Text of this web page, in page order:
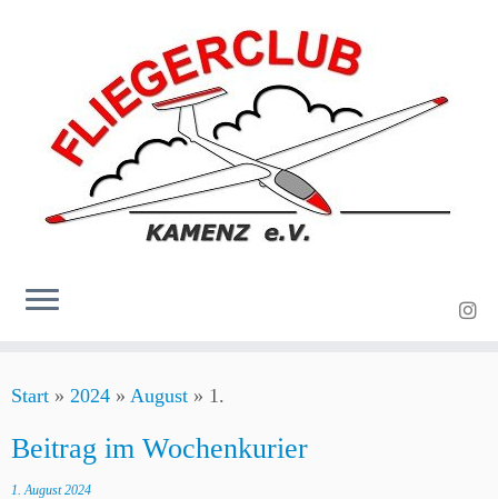
Inhalt
Start » 2024 » August » 1.
Beitrag im Wochenkurier
1. August 2024